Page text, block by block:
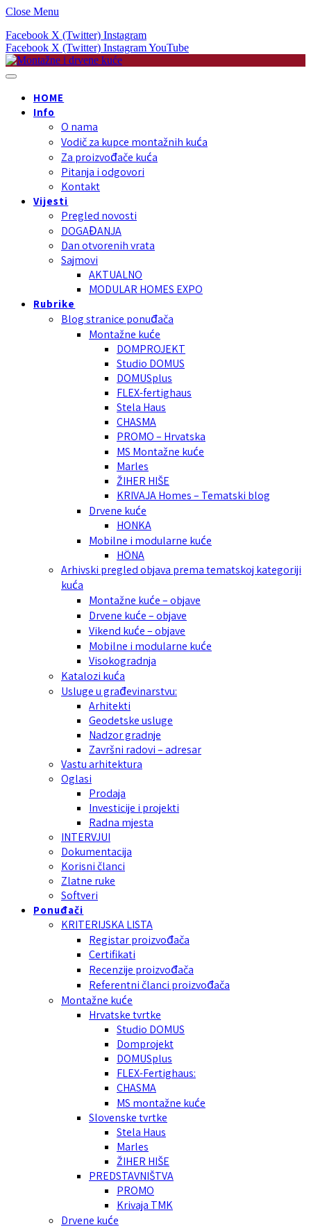
Close Menu
Facebook X (Twitter) Instagram
Facebook X (Twitter) InstagramYouTube
HOME
Info
O nama
Vodič za kupce montažnih kuća
Za proizvođače kuća
Pitanja i odgovori
Kontakt
Vijesti
Pregled novosti
DOGAĐANJA
Dan otvorenih vrata
Sajmovi
AKTUALNO
MODULAR HOMES EXPO
Rubrike
Blog stranice ponuđača
Montažne kuće
DOMPROJEKT
Studio DOMUS
DOMUSplus
FLEX-fertighaus
Stela Haus
CHASMA
PROMO – Hrvatska
MS Montažne kuće
Marles
ŽIHER HIŠE
KRIVAJA Homes – Tematski blog
Drvene kuće
HONKA
Mobilne i modularne kuće
HÖNA
Arhivski pregled objava prema tematskoj kategoriji
kuća
Montažne kuće – objave
Drvene kuće – objave
Vikend kuće – objave
Mobilne i modularne kuće
Visokogradnja
Katalozi kuća
Usluge u građevinarstvu:
Arhitekti
Geodetske usluge
Nadzor gradnje
Završni radovi – adresar
Vastu arhitektura
Oglasi
Prodaja
Investicije i projekti
Radna mjesta
INTERVJUI
Dokumentacija
Korisni članci
Zlatne ruke
Softveri
Ponuđači
KRITERIJSKA LISTA
Registar proizvođača
Certifikati
Recenzije proizvođača
Referentni članci proizvođača
Montažne kuće
Hrvatske tvrtke
Studio DOMUS
Domprojekt
DOMUSplus
FLEX-Fertighaus:
CHASMA
MS montažne kuće
Slovenske tvrtke
Stela Haus
Marles
ŽIHER HIŠE
PREDSTAVNIŠTVA
PROMO
Krivaja TMK
Drvene kuće